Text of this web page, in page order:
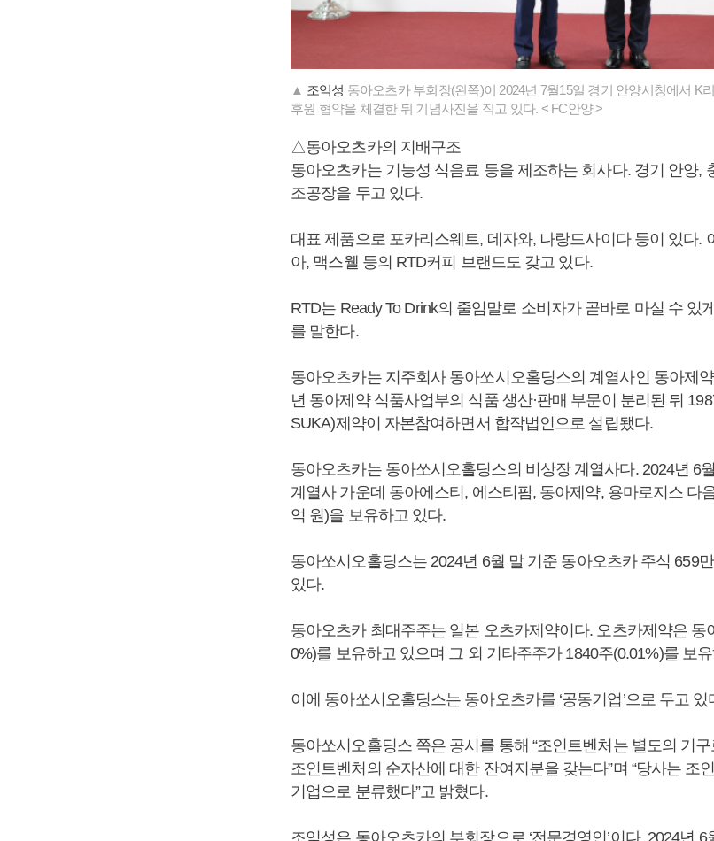
▲ 조익성 동아오츠카 부회장(왼쪽)이 2024년 7월15일 경기 안양시청에서 K
후원 협약을 체결한 뒤 기념사진을 직고 있다. < FC안양 >
△동아오츠카의 지배구조
동아오츠카는 기능성 식음료 등을 제조하는 회사다. 경기 안양,
조공장을 두고 있다.
대표 제품으로 포카리스웨트, 데자와, 나랑드사이다 등이 있다.
아, 맥스웰 등의 RTD커피 브랜드도 갖고 있다.
RTD는 Ready To Drink의 줄임말로 소비자가 곧바로 마실 수 있
를 말한다.
동아오츠카는 지주회사 동아쏘시오홀딩스의 계열사인 동아제
년 동아제약 식품사업부의 식품 생산·판매 부문이 분리된 뒤
SUKA)제약이 자본참여하면서 합작법인으로 설립됐다.
동아오츠카는 동아쏘시오홀딩스의 비상장 계열사다. 2024년 6
계열사 가운데 동아에스티, 에스티팜, 동아제약, 용마로지스 다
억 원)을 보유하고 있다.
동아쏘시오홀딩스는 2024년 6월 말 기준 동아오츠카 주식 659
있다.
동아오츠카 최대주주는 일본 오츠카제약이다. 오츠카제약은 동
0%)를 보유하고 있으며 그 외 기타주주가 1840주(0.01%)를 보
이에 동아쏘시오홀딩스는 동아오츠카를 ‘공동기업’으로 두고 있
동아쏘시오홀딩스 쪽은 공시를 통해 “조인트벤처는 별도의 기
조인트벤처의 순자산에 대한 잔여지분을 갖는다”며 “당사는 조
기업으로 분류했다”고 밝혔다.
조익성은 동아오츠카의 부회장으로 ‘전문경영인’이다. 2024년